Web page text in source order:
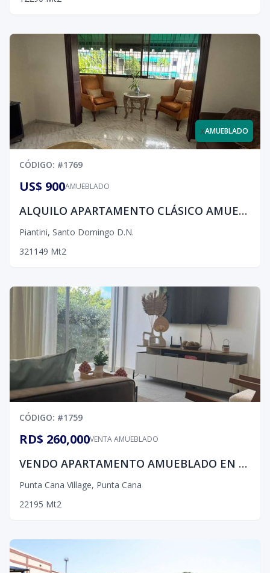
xAMUEBLADO
CÓDIGO: #1769
AMUEBLADO
US$ 900
ALQUILO APARTAMENTO CLÁSICO AMUEBLADO EN PIANTINI
Piantini, Santo Domingo D.N.
321 149 Mt2
CÓDIGO: #1759
VENTA AMUEBLADO
RD$ 260,000
VENDO APARTAMENTO AMUEBLADO EN PUNTA CANA VILLAGE CON 2 HABITACIONES
Punta Cana Village, Punta Cana
22195 Mt2